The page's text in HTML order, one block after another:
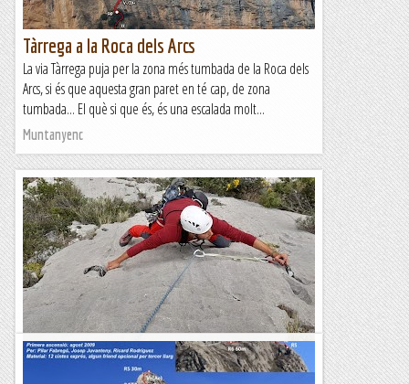
Tàrrega a la Roca dels Arcs
La via Tàrrega puja per la zona més tumbada de la Roca dels
Arcs, si és que aquesta gran paret en té cap, de zona
tumbada... El què si que és, és una escalada molt...
Muntanyenc
A la paret dels Presoners